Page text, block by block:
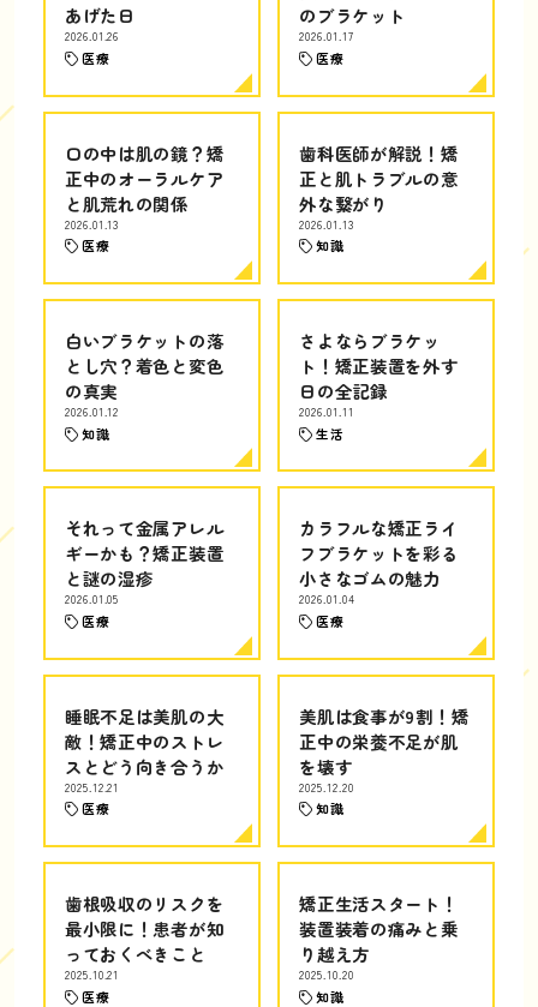
あげた日
2026.01.26
医療
のブラケット
2026.01.17
医療
口の中は肌の鏡？矯
正中のオーラルケア
と肌荒れの関係
2026.01.13
医療
歯科医師が解説！矯
正と肌トラブルの意
外な繋がり
2026.01.13
知識
白いブラケットの落
とし穴？着色と変色
の真実
2026.01.12
知識
さよならブラケッ
ト！矯正装置を外す
日の全記録
2026.01.11
生活
それって金属アレル
ギーかも？矯正装置
と謎の湿疹
2026.01.05
医療
カラフルな矯正ライ
フブラケットを彩る
小さなゴムの魅力
2026.01.04
医療
睡眠不足は美肌の大
敵！矯正中のストレ
スとどう向き合うか
2025.12.21
医療
美肌は食事が9割！矯
正中の栄養不足が肌
を壊す
2025.12.20
知識
歯根吸収のリスクを
最小限に！患者が知
っておくべきこと
2025.10.21
医療
矯正生活スタート！
装置装着の痛みと乗
り越え方
2025.10.20
知識